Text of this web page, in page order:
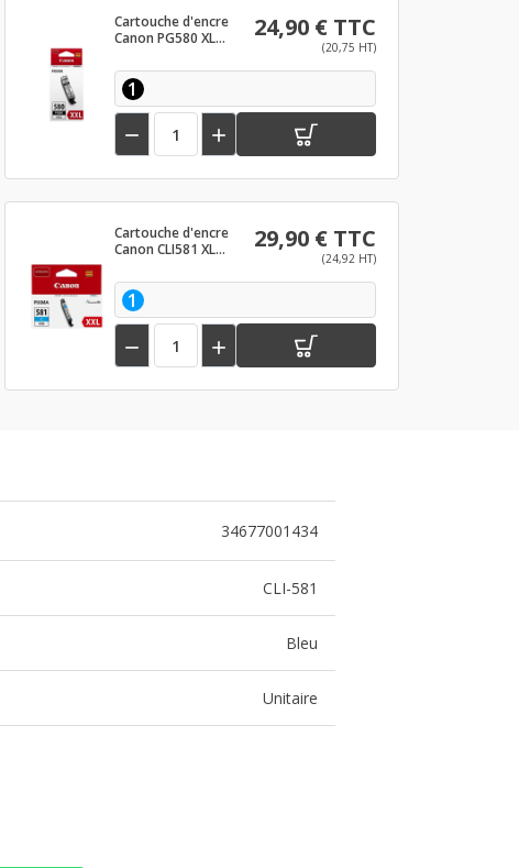
Cartouche d'encre
Canon PG580 XL
24,90 € TTC
(20,75 HT)
1
 
Cartouche d'encre
Canon CLI581 XL
29,90 € TTC
(24,92 HT)
1
 
34677001434
CLI-581
Bleu
Unitaire